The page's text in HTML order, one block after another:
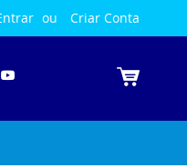
Criar Conta